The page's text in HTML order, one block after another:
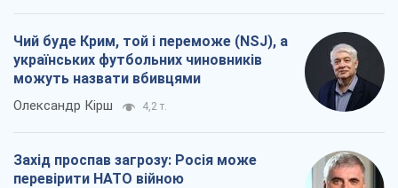
Чий буде Крим, той і переможе (NSJ), а
українських футбольних чиновників
можуть назвати вбивцями
Олександр Кірш 4,2 т.
Захід проспав загрозу: Росія може
перевірити НАТО війною